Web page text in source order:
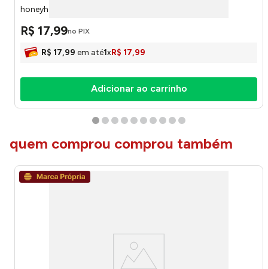
honeyhome
R$ 17,99no PIX
R$ 17,99 em até1xR$ 17,99
Adicionar ao carrinho
quem comprou comprou também